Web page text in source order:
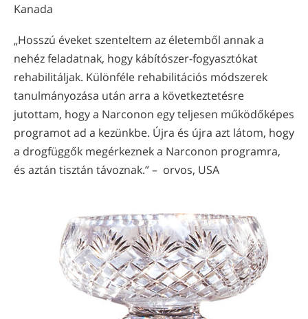
Kanada
„Hosszú éveket szenteltem az életemből annak a
nehéz feladatnak, hogy kábítószer-fogyasztókat
rehabilitáljak. Különféle rehabilitációs módszerek
tanulmányozása után arra a következtetésre
jutottam, hogy a Narconon egy teljesen működőképes
programot ad a kezünkbe. Újra és újra azt látom, hogy
a drog­függők megérkeznek a Narconon programra,
és aztán tisztán távoznak.” – orvos, USA